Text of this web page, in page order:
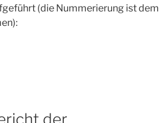
(die Nummerierung ist dem
der